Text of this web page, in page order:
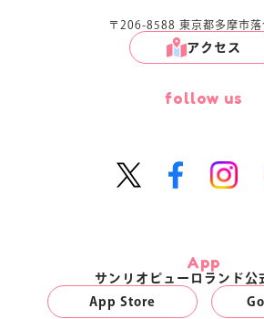
〒206-8588 東京都多摩市落
アクセス
follow us
App
サンリオピューロランド公
App Store